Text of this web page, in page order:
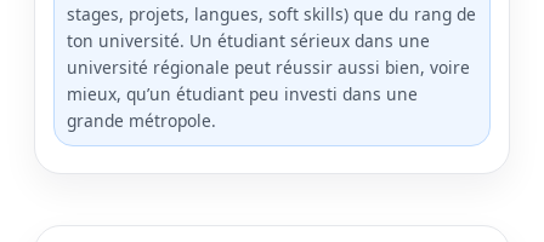
stages, projets, langues, soft skills) que du rang de
ton université. Un étudiant sérieux dans une
université régionale peut réussir aussi bien, voire
mieux, qu’un étudiant peu investi dans une
grande métropole.